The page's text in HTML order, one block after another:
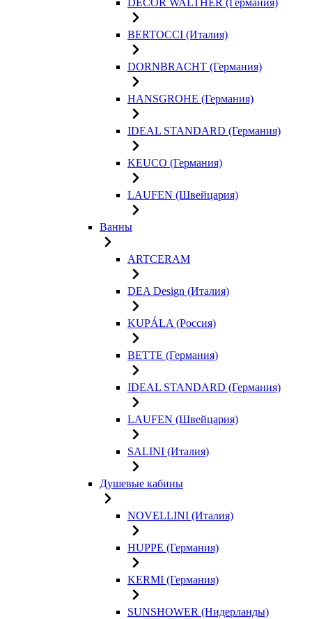
DECOR WALTHER (Германия)
BERTOCCI (Италия)
DORNBRACHT (Германия)
HANSGROHE (Германия)
IDEAL STANDARD (Германия)
KEUCO (Германия)
LAUFEN (Швейцария)
Ванны
ARTCERAM
DEA Design (Италия)
KUPÁLA (Россия)
BETTE (Германия)
IDEAL STANDARD (Германия)
LAUFEN (Швейцария)
SALINI (Италия)
Душевые кабины
NOVELLINI (Италия)
HUPPE (Германия)
KERMI (Германия)
SUNSHOWER (Нидерланды)